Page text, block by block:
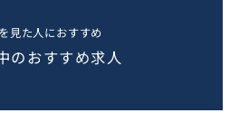
見た人におすすめ
のおすすめ求人